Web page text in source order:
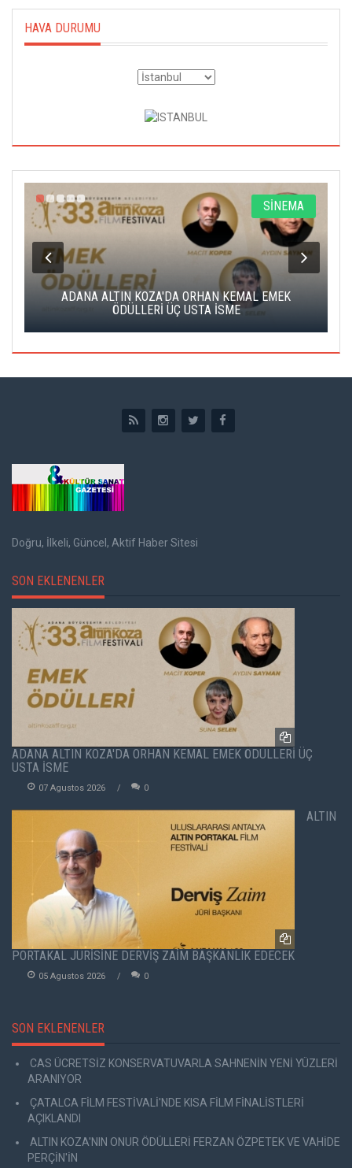
HAVA DURUMU
SİNEMA
ADANA ALTIN KOZA'DA ORHAN KEMAL EMEK
ÖDÜLLERİ ÜÇ USTA İSME
Doğru, İlkeli, Güncel, Aktif Haber Sitesi
SON EKLENENLER
ADANA ALTIN KOZA'DA ORHAN KEMAL EMEK ÖDÜLLERİ ÜÇ
USTA İSME
07 Agustos 2026 0
ALTIN
PORTAKAL JÜRİSİNE DERVİŞ ZAİM BAŞKANLIK EDECEK
05 Agustos 2026 0
SON EKLENENLER
CAS ÜCRETSİZ KONSERVATUVARLA SAHNENİN YENİ YÜZLERİ
ARANIYOR
ÇATALCA FİLM FESTİVALİ'NDE KISA FİLM FİNALİSTLERİ
AÇIKLANDI
ALTIN KOZA'NIN ONUR ÖDÜLLERİ FERZAN ÖZPETEK VE VAHİDE
PERÇİN'İN